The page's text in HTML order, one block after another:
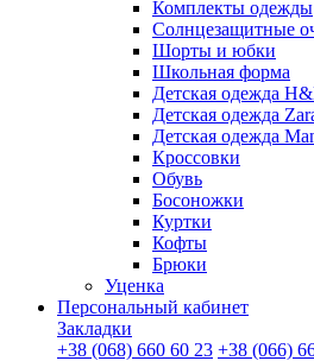
Комплекты одежды
Солнцезащитные
Шорты и юбки
Школьная форма
Детская одежда
Детская одежда
Детская одежда
Кроссовки
Обувь
Босоножки
Куртки
Кофты
Брюки
Уценка
Персональный кабинет
Закладки
+38 (068) 660 60 23 +38 (066)